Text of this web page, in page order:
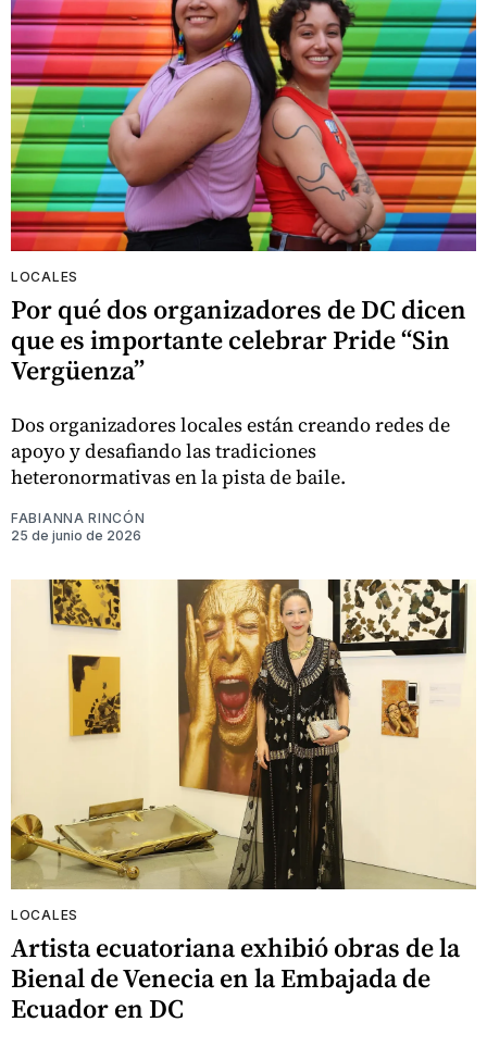
LOCALES
Por qué dos organizadores de DC dicen
que es importante celebrar Pride “Sin
Vergüenza”
Dos organizadores locales están creando redes de
apoyo y desafiando las tradiciones
heteronormativas en la pista de baile.
FABIANNA RINCÓN
25 de junio de 2026
LOCALES
Artista ecuatoriana exhibió obras de la
Bienal de Venecia en la Embajada de
Ecuador en DC